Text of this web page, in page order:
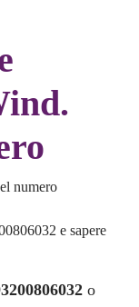
numero
e sapere
o